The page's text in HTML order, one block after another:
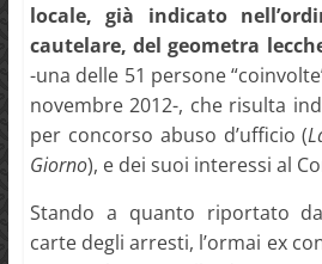
locale, già indicato
cautelare, del geometra
-una delle 51 persone
novembre 2012-, che risulta
per concorso abuso d’ufficio (
Giorno), e dei suoi interessi al
Stando a quanto riportato
carte degli arresti, l’ormai ex